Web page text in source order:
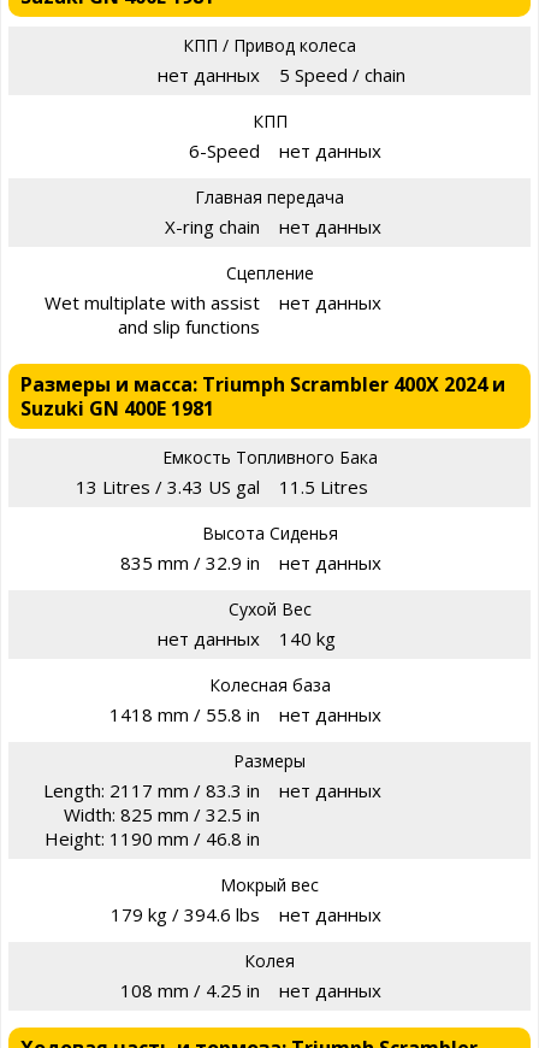
КПП / Привод колеса
нет данных 5 Speed / chain
КПП
6-Speed нет данных
Главная передача
X-ring chain нет данных
Сцепление
Wet multiplate with assist
and slip functions
нет данных
Размеры и масса: Triumph Scrambler 400X 2024 и
Suzuki GN 400E 1981
Емкость Топливного Бака
13 Litres / 3.43 US gal 11.5 Litres
Высота Сиденья
835 mm / 32.9 in нет данных
Сухой Вес
нет данных 140 kg
Колесная база
1418 mm / 55.8 in нет данных
Размеры
Length: 2117 mm / 83.3 in
Width: 825 mm / 32.5 in
Height: 1190 mm / 46.8 in
нет данных
Мокрый вес
179 kg / 394.6 lbs нет данных
Колея
108 mm / 4.25 in нет данных